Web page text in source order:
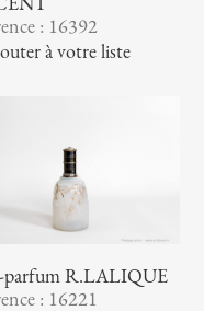
: 16392
à votre liste
parfum R.LALIQUE
: 16221